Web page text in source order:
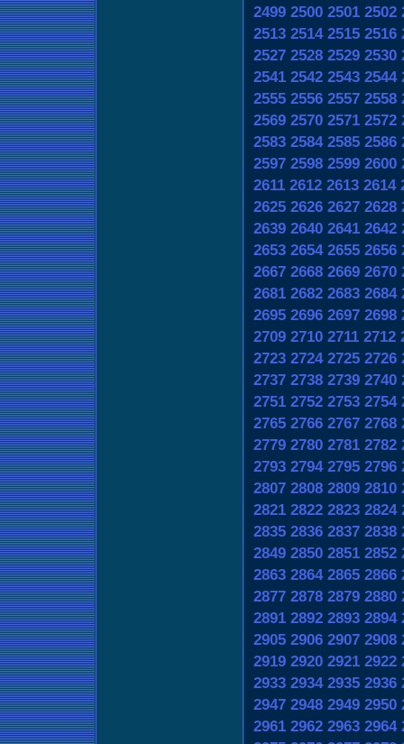
2499 2500 2501 2502
2513 2514 2515 2516
2527 2528 2529 2530
2541 2542 2543 2544
2555 2556 2557 2558
2569 2570 2571 2572
2583 2584 2585 2586
2597 2598 2599 2600
2611 2612 2613 2614
2625 2626 2627 2628
2639 2640 2641 2642
2653 2654 2655 2656
2667 2668 2669 2670
2681 2682 2683 2684
2695 2696 2697 2698
2709 2710 2711 2712
2723 2724 2725 2726
2737 2738 2739 2740
2751 2752 2753 2754
2765 2766 2767 2768
2779 2780 2781 2782
2793 2794 2795 2796
2807 2808 2809 2810
2821 2822 2823 2824
2835 2836 2837 2838
2849 2850 2851 2852
2863 2864 2865 2866
2877 2878 2879 2880
2891 2892 2893 2894
2905 2906 2907 2908
2919 2920 2921 2922
2933 2934 2935 2936
2947 2948 2949 2950
2961 2962 2963 2964